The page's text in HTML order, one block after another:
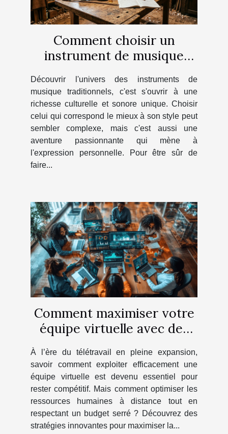
Comment choisir un
instrument de musique
style ?
Découvrir l'univers des instruments de
musique traditionnels, c'est s'ouvrir à une
richesse culturelle et sonore unique. Choisir
celui qui correspond le mieux à son style peut
sembler complexe, mais c'est aussi une
aventure passionnante qui mène à
l'expression personnelle. Pour être sûr de
faire...
Comment maximiser votre
équipe virtuelle avec des
À l’ère du télétravail en pleine expansion,
savoir comment exploiter efficacement une
équipe virtuelle est devenu essentiel pour
rester compétitif. Mais comment optimiser les
ressources humaines à distance tout en
respectant un budget serré ? Découvrez des
stratégies innovantes pour maximiser la...